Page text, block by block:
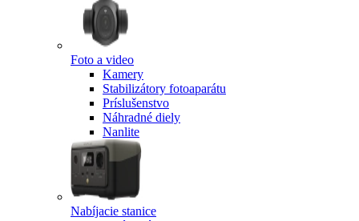
Foto a video
Kamery
Stabilizátory fotoaparátu
Príslušenstvo
Náhradné diely
Nanlite
Nabíjacie stanice